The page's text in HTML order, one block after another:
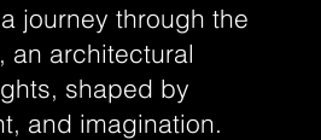
journey through the
an architectural
shaped by
and imagination.